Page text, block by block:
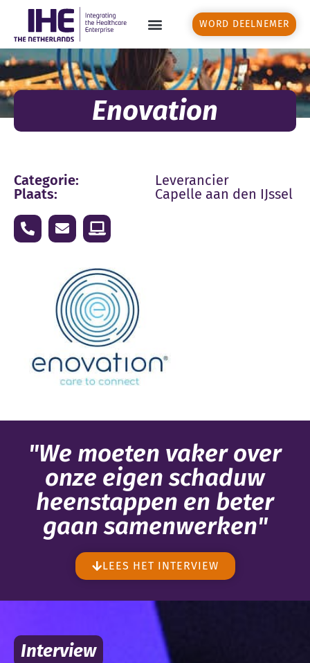
WORD DEELNEMER
Enovation
Categorie:
Leverancier
Plaats:
Capelle aan den IJssel
"We moeten vaker over
onze eigen schaduw
heenstappen en beter
gaan samenwerken"
LEES HET INTERVIEW
Interview